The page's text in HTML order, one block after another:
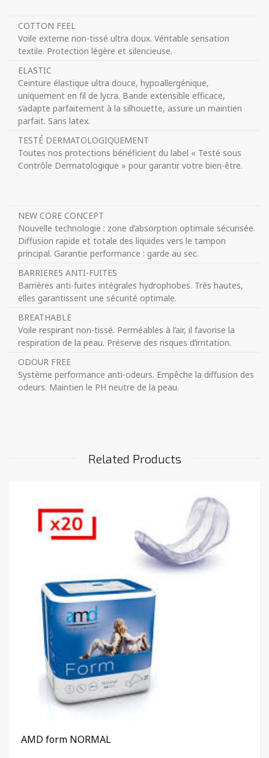
COTTON FEEL
Voile externe non-tissé ultra doux. Véritable sensation
textile. Protection légère et silencieuse.
ELASTIC
Ceinture élastique ultra douce, hypoallergénique,
uniquement en fil de lycra. Bande extensible efficace,
s’adapte parfaitement à la silhouette, assure un maintien
parfait. Sans latex.
TESTÉ DERMATOLOGIQUEMENT
Toutes nos protections bénéficient du label « Testé sous
Contrôle Dermatologique » pour garantir votre bien-être.
NEW CORE CONCEPT
Nouvelle technologie : zone d’absorption optimale sécurisée.
Diffusion rapide et totale des liquides vers le tampon
principal. Garantie performance : garde au sec.
BARRIERES ANTI-FUITES
Barrières anti-fuites intégrales hydrophobes. Très hautes,
elles garantissent une sécurité optimale.
BREATHABLE
Voile respirant non-tissé. Perméables à l’air, il favorise la
respiration de la peau. Préserve des risques d’irritation.
ODOUR FREE
Système performance anti-odeurs. Empêche la diffusion des
odeurs. Maintien le PH neutre de la peau.
Related Products
AMD form NORMAL